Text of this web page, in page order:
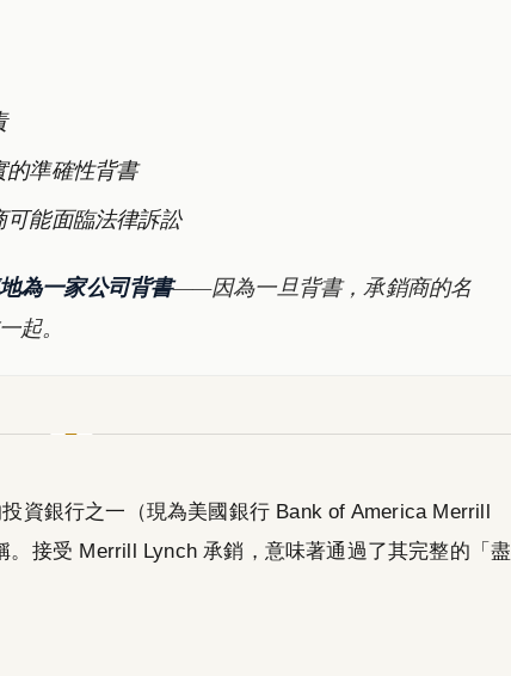
的準確性背書
能面臨法律訴訟
為一家公司背書——因為一旦背書，承銷商的名
起。
資銀行之一（現為美國銀行 Bank of America Merrill
接受 Merrill Lynch 承銷，意味著通過了其完整的「盡